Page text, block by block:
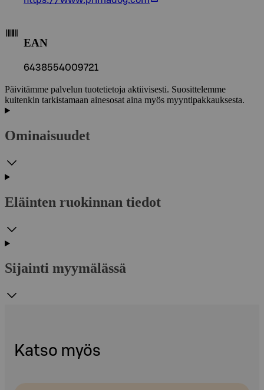
EAN
6438554009721
Päivitämme palvelun tuotetietoja aktiivisesti. Suosittelemme
kuitenkin tarkistamaan ainesosat aina myös myyntipakkauksesta.
Ominaisuudet
Eläinten ruokinnan tiedot
Sijainti myymälässä
Katso myös